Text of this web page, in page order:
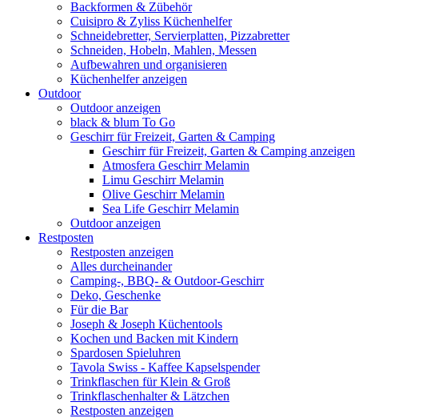
Backformen & Zübehör
Cuisipro & Zyliss Küchenhelfer
Schneidebretter, Servierplatten, Pizzabretter
Schneiden, Hobeln, Mahlen, Messen
Aufbewahren und organisieren
Küchenhelfer anzeigen
Outdoor
Outdoor anzeigen
black & blum To Go
Geschirr für Freizeit, Garten & Camping
Geschirr für Freizeit, Garten & Camping anzeigen
Atmosfera Geschirr Melamin
Limu Geschirr Melamin
Olive Geschirr Melamin
Sea Life Geschirr Melamin
Outdoor anzeigen
Restposten
Restposten anzeigen
Alles durcheinander
Camping-, BBQ- & Outdoor-Geschirr
Deko, Geschenke
Für die Bar
Joseph & Joseph Küchentools
Kochen und Backen mit Kindern
Spardosen Spieluhren
Tavola Swiss - Kaffee Kapselspender
Trinkflaschen für Klein & Groß
Trinkflaschenhalter & Lätzchen
Restposten anzeigen